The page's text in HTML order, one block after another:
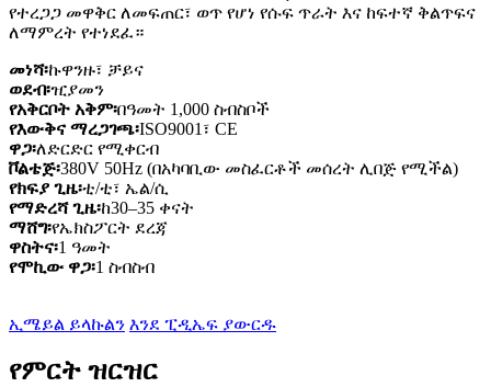
የተረጋጋ መዋቅር ለመፍጠር፣ ወጥ የሆነ የሱፍ ጥራት እና ከፍተኛ ቅልጥፍና
ለማምረት የተነደፈ።
መነሻ፡ኩዋንዙ፣ ቻይና
ወደብ፡ዢያመን
የአቅርቦት አቅም፡በዓመት 1,000 ስብስቦች
የእውቅና ማረጋገጫ፡ISO9001፣ CE
ዋጋ፡ለድርድር የሚቀርብ
ቮልቴጅ፡380V 50Hz (በአካባቢው መስፈርቶች መሰረት ሊበጅ የሚችል)
የክፍያ ጊዜ፡ቲ/ቲ፣ ኤል/ሲ
የማድረሻ ጊዜ፡ከ30–35 ቀናት
ማሸግ፡የኤክስፖርት ደረጃ
ዋስትና፡1 ዓመት
የሞኪው ዋጋ፡1 ስብስብ
ኢሜይል ይላኩልን እንደ ፒዲኤፍ ያውርዱ
የምርት ዝርዝር